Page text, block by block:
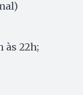
às 22h;